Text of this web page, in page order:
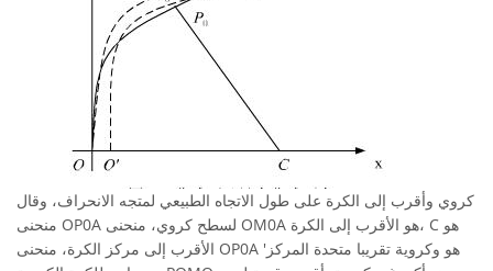
كروي وأقرب إلى الكرة على طول الاتجاه الطبيعي لمتجه الانحراف، وقال
منحنى OP0A لسطح كروي، منحنى OM0A هو الأقرب إلى الكرة، C هو
الأقرب إلى مركز الكرة، منحنى OP0A 'هو وكروية تقريبا متحدة المركز